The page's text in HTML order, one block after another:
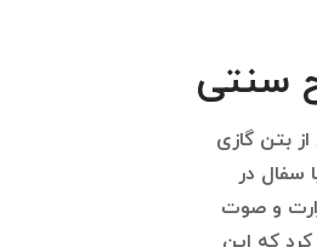
سنتی
بتن گازی
سفال در
و صوت